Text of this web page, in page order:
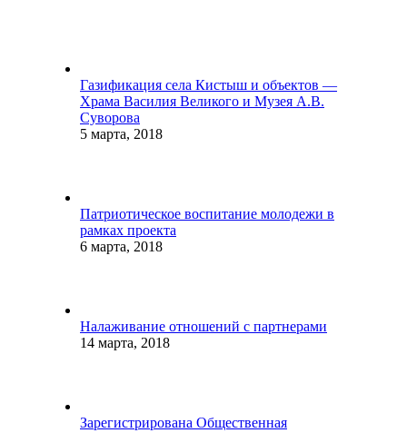
Газификация села Кистыш и объектов —
Храма Василия Великого и Музея А.В.
Суворова
5 марта, 2018
Патриотическое воспитание молодежи в
рамках проекта
6 марта, 2018
Налаживание отношений с партнерами
14 марта, 2018
Зарегистрирована Общественная